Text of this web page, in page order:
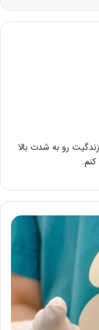
رو به شدت بالا